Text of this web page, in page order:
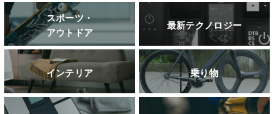
スポーツ・
アウトドア
最新テクノロジー
インテリア 乗り物